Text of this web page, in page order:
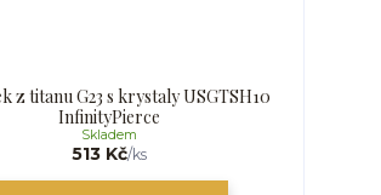
z titanu G23 s krystaly USGTSH10
InfinityPierce
513 Kč/ks
Skladem